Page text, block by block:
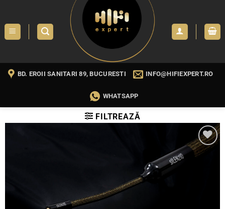
content
BD. EROII SANITARI 89, BUCURESTI INFO@HIFIEXPERT.RO
WHATSAPP
FILTREAZĂ
WISHLIST